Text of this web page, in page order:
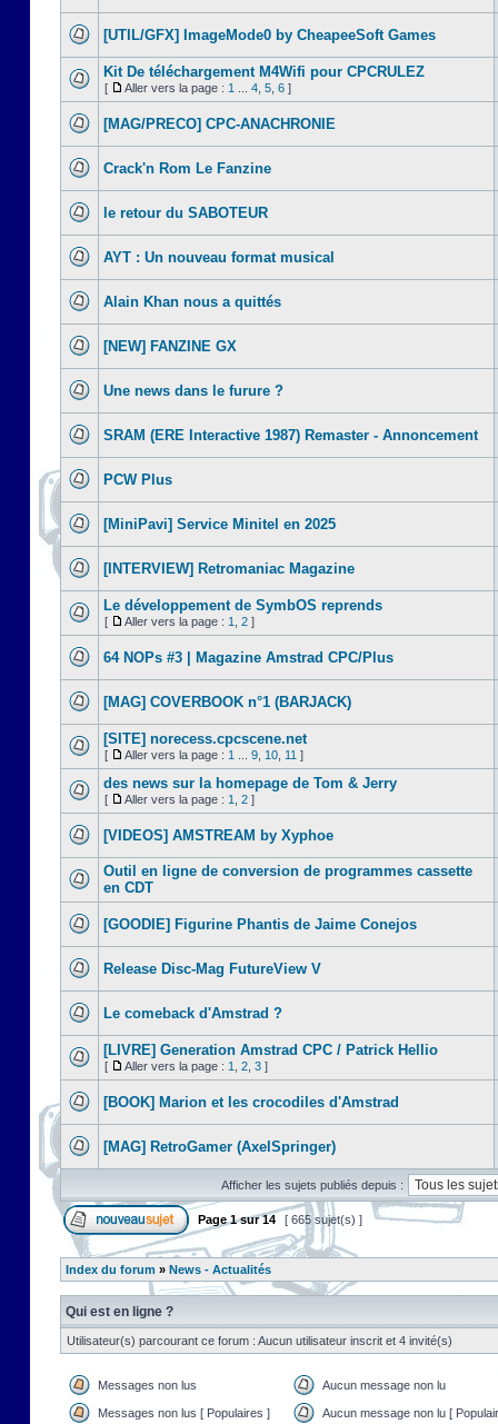
[UTIL/GFX] ImageMode0 by CheapeeSoft Games
Kit De téléchargement M4Wifi pour CPCRULEZ
[ Aller vers la page : 1 4 5 6 ]
[MAG/PRECO] CPC-ANACHRONIE
Crack'n Rom Le Fanzine
le retour du SABOTEUR
AYT : Un nouveau format musical
Alain Khan nous a quittés
[NEW] FANZINE GX
Une news dans le furure ?
SRAM (ERE Interactive 1987) Remaster - Annoncement
PCW Plus
[MiniPavi] Service Minitel en 2025
[INTERVIEW] Retromaniac Magazine
Le développement de SymbOS reprends
[ Aller vers la page : 1 2 ]
64 NOPs #3 | Magazine Amstrad CPC/Plus
[MAG] COVERBOOK n°1 (BARJACK)
[SITE] norecess.cpcscene.net
[ Aller vers la page : 1 9 10 11 ]
des news sur la homepage de Tom & Jerry
[ Aller vers la page : 1 2 ]
[VIDEOS] AMSTREAM by Xyphoe
Outil en ligne de conversion de programmes cassette
en CDT
[GOODIE] Figurine Phantis de Jaime Conejos
Release Disc-Mag FutureView V
Le comeback d'Amstrad ?
[LIVRE] Generation Amstrad CPC / Patrick Hellio
[ Aller vers la page : 1 2 3 ]
[BOOK] Marion et les crocodiles d'Amstrad
[MAG] RetroGamer (AxelSpringer)
Afficher les sujets publiés depuis :
Page1sur14 [ 665 sujet(s) ]
Index du forum » News - Actualités
Qui est en ligne ?
Utilisateur(s) parcourant ce forum : Aucun utilisateur inscrit et 4 invité(s)
Messages non lus Aucun message non lu
Messages non lus [ Populaires ] Aucun message non lu [